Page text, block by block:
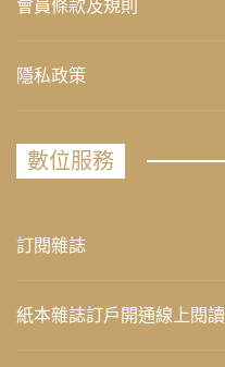
會員條款及規則
隱私政策
數位服務
訂閱雜誌
紙本雜誌訂戶開通線上閱讀